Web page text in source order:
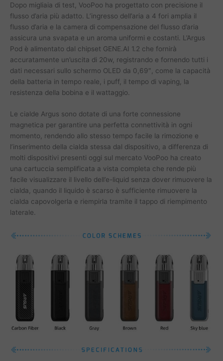
Dopo migliaia di test, VooPoo ha progettato con precisione il
flusso d’aria più adatto. L’ingresso dell’aria a 4 fori amplia il
flusso d’aria e la camera di compensazione del flusso d’aria
assicura una svapata e un aroma uniformi e costanti. L’Argus
Pod è alimentato dal chipset GENE.AI 1.2 che fornirà
accuratamente un’uscita di 20w, registrando e fornendo tutti i
dati necessari sullo schermo OLED da 0,69″, come la capacità
della batteria in tempo reale, i puff, il tempo di vaping, la
resistenza della bobina e il wattaggio.
Le cialde Argus sono dotate di una forte connessione
magnetica per garantire una perfetta connettività in ogni
momento, rendendo allo stesso tempo facile la rimozione e
l’inserimento della cialda stessa dal dispositivo, a differenza di
molti dispositivi presenti oggi sul mercato VooPoo ha creato
una cartuccia semplificata a vista completa che rende più
facile visualizzare il livello dell’e-liquid senza dover rimuovere la
cialda, quando il liquido è scarso è sufficiente rimuovere la
cialda capovolgerla e riempirla tramite il tappo di riempimento
laterale.